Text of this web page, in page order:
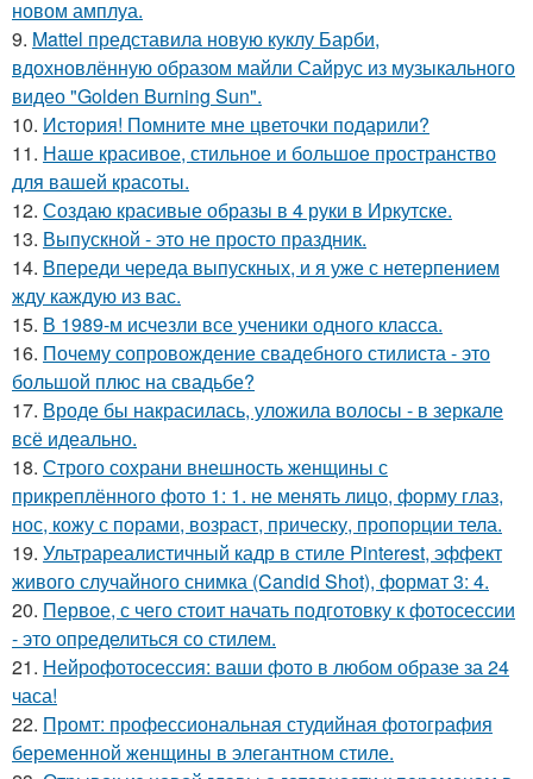
новом амплуа.
9. Mattel представила новую куклу Барби,
вдохновлённую образом майли Сайрус из музыкального
видео "Golden Burning Sun".
10. История! Помните мне цветочки подарили?
11. Наше красивое, стильное и большое пространство
для вашей красоты.
12. Создаю красивые образы в 4 руки в Иркутске.
13. Выпускной - это не просто праздник.
14. Впереди череда выпускных, и я уже с нетерпением
жду каждую из вас.
15. В 1989-м исчезли все ученики одного класса.
16. Почему сопровождение свадебного стилиста - это
большой плюс на свадьбе?
17. Вроде бы накрасилась, уложила волосы - в зеркале
всё идеально.
18. Строго сохрани внешность женщины с
прикреплённого фото 1: 1. не менять лицо, форму глаз,
нос, кожу с порами, возраст, прическу, пропорции тела.
19. Ультрареалистичный кадр в стиле Pinterest, эффект
живого случайного снимка (Candid Shot), формат 3: 4.
20. Первое, с чего стоит начать подготовку к фотосессии
- это определиться со стилем.
21. Нейрофотосессия: ваши фото в любом образе за 24
часа!
22. Промт: профессиональная студийная фотография
беременной женщины в элегантном стиле.